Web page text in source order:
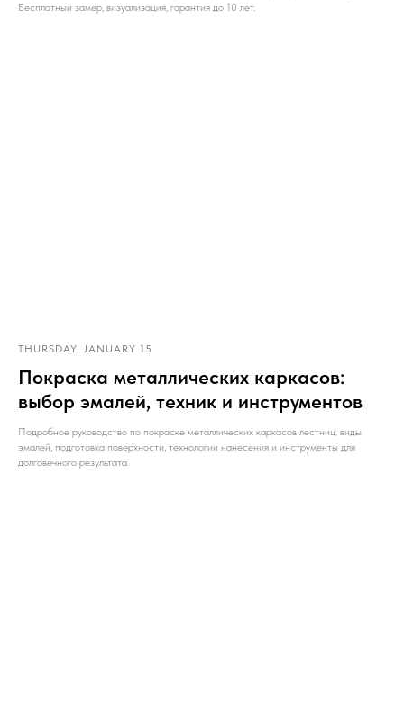
Бесплатный замер, визуализация, гарантия до 10 лет.
THURSDAY, JANUARY 15
Покраска металлических каркасов:
выбор эмалей, техник и инструментов
Подробное руководство по покраске металлических каркасов лестниц: виды
эмалей, подготовка поверхности, технологии нанесения и инструменты для
долговечного результата.